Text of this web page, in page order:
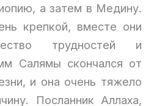
а затем в Медину.
крепкой, вместе они
трудностей и
Салямы скончался от
и она очень тяжело
Посланник Аллаха,